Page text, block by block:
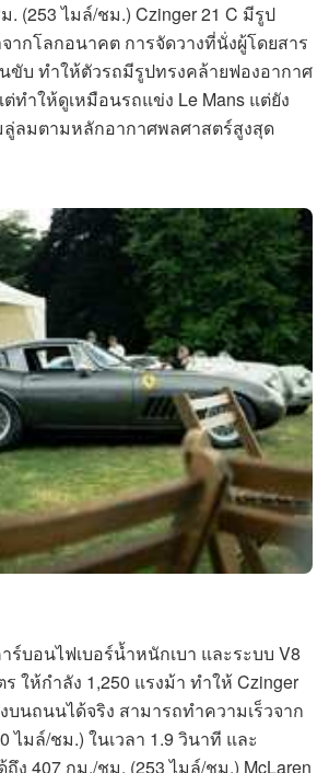
. (253 ไมล์/ชม.) Czinger 21 C มีรูป
กโลกอนาคต การจัดวางที่นั่งผู้โดยสาร
ขับ ทำให้ตัวรถมีรูปทรงคล้ายฟองอากาศ
ทำให้ดูเหมือนรถแข่ง Le Mans แต่ยัง
ลมตามหลักอากาศพลศาสตร์สูงสุด
ร์บอนไฟเบอร์น้ำหนักเบา และระบบ V8
ให้กำลัง 1,250 แรงม้า ทำให้ Czinger
บนถนนได้จริง สามารถทำความเร็วจาก
ไมล์/ชม.) ในเวลา 1.9 วินาที และ
ง 407 กม./ชม. (253 ไมล์/ชม.) McLaren